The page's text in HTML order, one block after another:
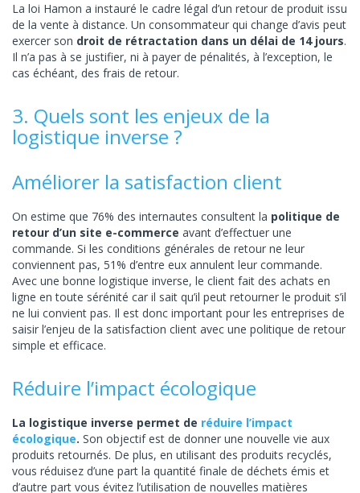
La loi Hamon a instauré le cadre légal d’un retour de produit issu
de la vente à distance. Un consommateur qui change d’avis peut
exercer son droit de rétractation dans un délai de 14 jours.
Il n’a pas à se justifier, ni à payer de pénalités, à l’exception, le
cas échéant, des frais de retour.
3. Quels sont les enjeux de la
logistique inverse ?
Améliorer la satisfaction client
On estime que 76% des internautes consultent la politique de
retour d’un site e-commerce avant d’effectuer une
commande. Si les conditions générales de retour ne leur
conviennent pas, 51% d’entre eux annulent leur commande.
Avec une bonne logistique inverse, le client fait des achats en
ligne en toute sérénité car il sait qu’il peut retourner le produit s’il
ne lui convient pas. Il est donc important pour les entreprises de
saisir l’enjeu de la satisfaction client avec une politique de retour
simple et efficace.
Réduire l’impact écologique
La logistique inverse permet de réduire l’impact
écologique. Son objectif est de donner une nouvelle vie aux
produits retournés. De plus, en utilisant des produits recyclés,
vous réduisez d’une part la quantité finale de déchets émis et
d’autre part vous évitez l’utilisation de nouvelles matières